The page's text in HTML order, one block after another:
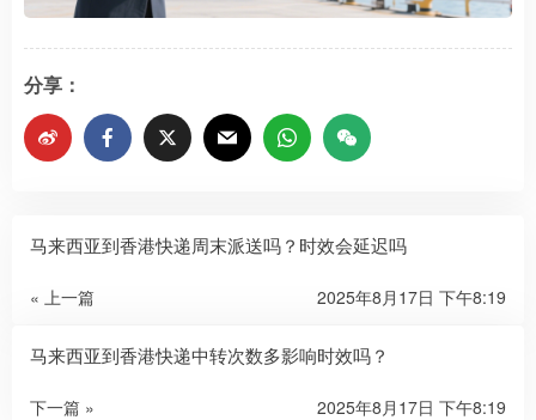
分享：
马来西亚到香港快递周末派送吗？时效会延迟吗
« 上一篇 2025年8月17日 下午8:19
马来西亚到香港快递中转次数多影响时效吗？
下一篇 » 2025年8月17日 下午8:19